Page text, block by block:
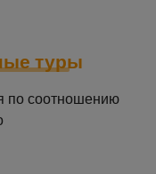
туры
по соотношению